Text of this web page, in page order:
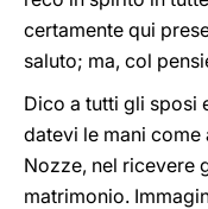
certamente qui
saluto; ma, col
Dico a tutti gli sposi
datevi le mani
Nozze, nel ricevere
matrimonio.